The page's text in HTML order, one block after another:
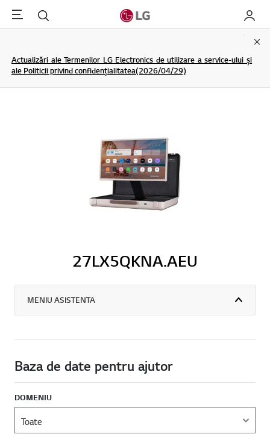
Menu Cautare My LG
Actualizări ale Termenilor LG Electronics de utilizare a service-ului și
ale Politicii privind confidențialitatea(2026/04/29)
27LX5QKNA.AEU
MENIU ASISTENTA
Baza de date pentru ajutor
DOMENIU